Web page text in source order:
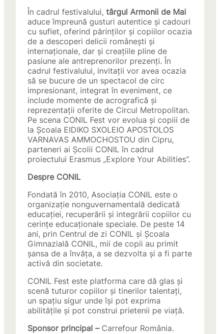
În cadrul festivalului, târgul Armonii de Mai
aduce împreună gusturi autentice și cadouri
cu suflet, oferind părinților și copiilor ocazia
de a descoperi delicii românești și
internaționale, dar și creațiile pline de
pasiune ale antreprenorilor prezenți. În
cadrul festivalului, invitații vor avea ocazia
să se bucure de un spectacol de circ
impresionant, integrat în eveniment, ce
include momente de acrografică și
reprezentații oferite de Circul Metropolitan.
Pe scena CONIL Fest vor evolua și copiii de
la Școala EIDIKO SXOLEIO APOSTOLOS
VARNAVAS AMMOCHOSTOU din Cipru,
parteneri ai Școlii CONIL în cadrul
proiectului Erasmus „Explore Your Abilities”.
Despre CONIL
Fondată în 2010, Asociația CONIL este o
organizație nonguvernamentală dedicată
educației, recuperării și integrării copiilor cu
cerințe educaționale speciale. De peste 14
ani, prin Centrul de zi CONIL și Școala
Gimnazială CONIL, mii de copii au primit
șansa de a învăța, a se dezvolta și a fi parte
activă din societate.
CONIL Fest este platforma care dă glas și
scenă tuturor copiilor și tinerilor talentați,
un spațiu sigur unde își pot exprima
abilitățile și pot construi prietenii pe viață.
Sponsor principal – Carrefour România.